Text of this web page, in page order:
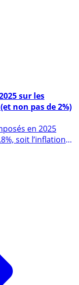
non pas de 2%)
soit l’inflation